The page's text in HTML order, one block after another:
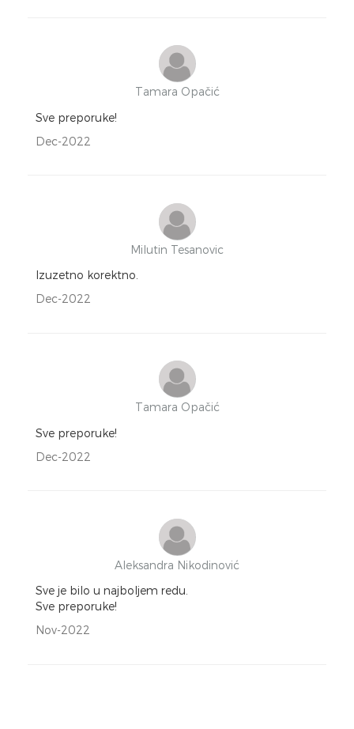
Tamara Opačić
Sve preporuke!
Dec-2022
Milutin Tesanovic
Izuzetno korektno.
Dec-2022
Tamara Opačić
Sve preporuke!
Dec-2022
Aleksandra Nikodinović
Sve je bilo u najboljem redu.
Sve preporuke!
Nov-2022